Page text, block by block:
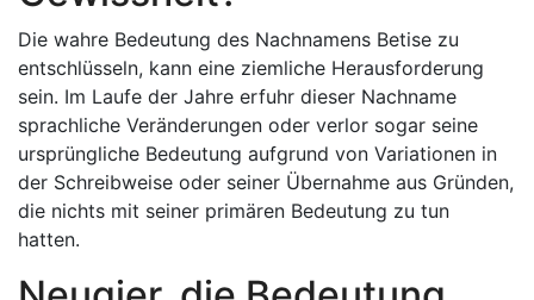
Die wahre Bedeutung des Nachnamens Betise zu
entschlüsseln, kann eine ziemliche Herausforderung
sein. Im Laufe der Jahre erfuhr dieser Nachname
sprachliche Veränderungen oder verlor sogar seine
ursprüngliche Bedeutung aufgrund von Variationen in
der Schreibweise oder seiner Übernahme aus Gründen,
die nichts mit seiner primären Bedeutung zu tun
hatten.